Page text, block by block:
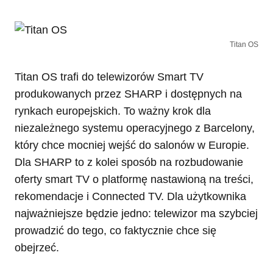
Titan OS
Titan OS trafi do telewizorów Smart TV
produkowanych przez SHARP i dostępnych na
rynkach europejskich. To ważny krok dla
niezależnego systemu operacyjnego z Barcelony,
który chce mocniej wejść do salonów w Europie.
Dla SHARP to z kolei sposób na rozbudowanie
oferty smart TV o platformę nastawioną na treści,
rekomendacje i Connected TV. Dla użytkownika
najważniejsze będzie jedno: telewizor ma szybciej
prowadzić do tego, co faktycznie chce się
obejrzeć.